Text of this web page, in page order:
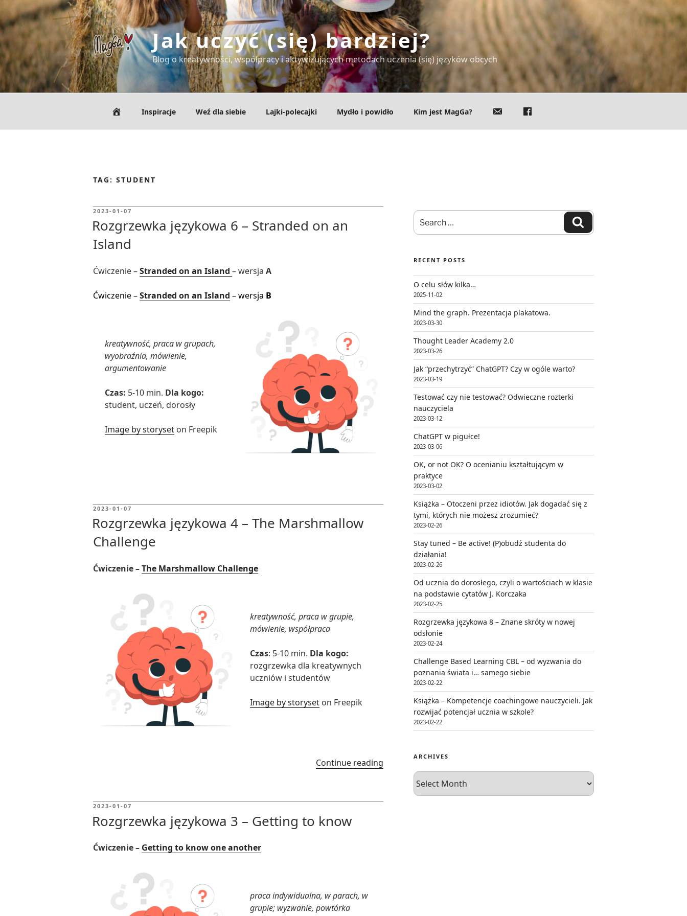
to
content
Jak uczyć (się) bardziej?
Blog o kreatywności, współpracy i aktywizujących metodach uczenia (się) języków obcych
Inspiracje Weź dla siebie Lajki-polecajki Mydło i powidło Kim jest MagGa?
TAG:STUDENT
POSTED
2023-01-07
Rozgrzewka językowa 6 – Stranded on an
Island
Ćwiczenie –Stranded on an Island– wersja A
Ćwiczenie –Stranded on an Island – wersja B
kreatywność, praca w grupach,
wyobraźnia, mówienie,
argumentowanie
Czas: 5-10 min. Dla kogo:
student, uczeń, dorosły
Image by storyset on Freepik
POSTED
2023-01-07
Rozgrzewka językowa 4 – The Marshmallow
Challenge
Ćwiczenie –The Marshmallow Challenge
kreatywność, praca w grupie,
mówienie, współpraca
Czas: 5-10 min. Dla kogo:
rozgrzewka dla kreatywnych
uczniów i studentów
Image by storyset on Freepik
Continue reading “Rozgrzewka
językowa
–
POSTED
2023-01-07
Rozgrzewka językowa 3 – Getting to know
Ćwiczenie – Getting to know one another
praca indywidualna, w parach, w
grupie; wyzwanie, powtórka
Search
for:
RECENT POSTS
O celu słów kilka…
2025-11-02
Mind the graph. Prezentacja plakatowa.
2023-03-30
Thought Leader Academy 2.0
2023-03-26
Jak “przechytrzyć” ChatGPT? Czy w ogóle warto?
2023-03-19
Testować czy nie testować? Odwieczne rozterki
nauczyciela
2023-03-12
ChatGPT w pigułce!
2023-03-06
OK, or not OK? O ocenianiu kształtującym w
praktyce
2023-03-02
Książka – Otoczeni przez idiotów. Jak dogadać się z
tymi, których nie możesz zrozumieć?
2023-02-26
Stay tuned – Be active! (P)obudź studenta do
działania!
2023-02-26
Od ucznia do dorosłego, czyli o wartościach w klasie
na podstawie cytatów J. Korczaka
2023-02-25
Rozgrzewka językowa 8 – Znane skróty w nowej
odsłonie
2023-02-24
Challenge Based Learning CBL – od wyzwania do
poznania świata i… samego siebie
2023-02-22
Książka – Kompetencje coachingowe nauczycieli. Jak
rozwijać potencjał ucznia w szkole?
2023-02-22
ARCHIVES
Archives